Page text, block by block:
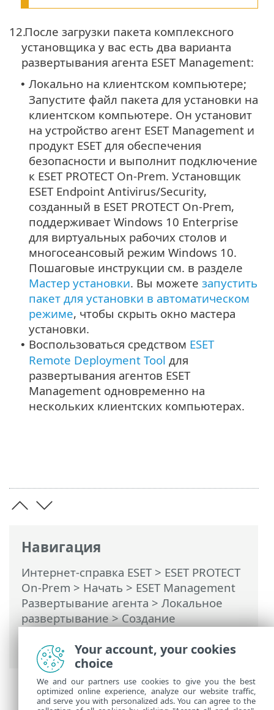
Навигация
Интернет-справка ESET> ESET PROTECT
On-Prem > Начать > ESET Management
Развертывание агента > Локальное
развертывание> Создание
для обеспечения безопасности)
12.После загрузки пакета комплексного
установщика у вас есть два варианта
развертывания агента ESET Management:
• Локально на клиентском компьютере;
Запустите файл пакета для установки на
клиентском компьютере. Он установит
на устройство агент ESET Management и
продукт ESET для обеспечения
безопасности и выполнит подключение
к ESET PROTECT On-Prem. Установщик
ESET Endpoint Antivirus/Security,
созданный в ESET PROTECT On-Prem,
поддерживает Windows 10 Enterprise
для виртуальных рабочих столов и
многосеансовый режим Windows 10.
Пошаговые инструкции см. в разделе
Мастер установки. Вы можете запустить
пакет для установки в автоматическом
режиме, чтобы скрыть окно мастера
установки.
• Воспользоваться средством ESET
Remote Deployment Tool для
развертывания агентов ESET
Management одновременно на
нескольких клиентских компьютерах.
Your account, your cookies
choice
We and our partners use cookies to give you the best
optimized online experience, analyze our website traffic,
and serve you with personalized ads. You can agree to the